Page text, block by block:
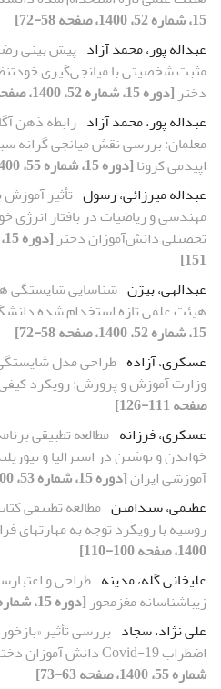
15، شماره 52، 1400، صفحه 58-72]
عبداله پور، محمد آزاد پیش بینی
مثبت شخصیتی با میانجی‌گیری
دختر [دوره 15، شماره 52، 1400، صفحه 73-87]
عبداله پور، محمد آزاد رابطه ذهن
معلمان: بررسی نقش میانجی‏ گرانه
اپیدمی کرونا[دوره 15، شماره 55، 1400، صفحه 98-109]
عبداله میرزائی، رسول تأثیر آموزش
مهندسی و ریاضیات در بافتار
تحصیلی دانش‌آموزان دختر
151]
عبدالهی، بیژن شناسایی شایستگی
هیئت علمی تازه استخدام شده
15، شماره 52، 1400، صفحه 58-72]
عسکری، آزاده طراحی مدل
وزارت آموزش و پرورش: رویکرد
صفحه 111-126]
عسکری، فرزانه مطالعه تطبیقی
خواندن و نوشتن در استرالیا و
آموزشی ایران[دوره 15، شماره 53، 1400، صفحه 150-162]
عظیمی، سیدامین مطالعه تطبیقی
روسیه با رویکرد توجه به مهارتهای
1400، صفحه 100-110]
علیخانی گله، مدینه طراحی و
زیباشناسانه مغزمحور [دوره 15، شماره 54، 1400، صفحه 114-125]
علی نژاد، سجاد بررسی تأثیر
اضطراب Covid-19 دانش ‏آموزان دختر مبتلا به افسردگی
شماره 55، 1400، صفحه 63-73]